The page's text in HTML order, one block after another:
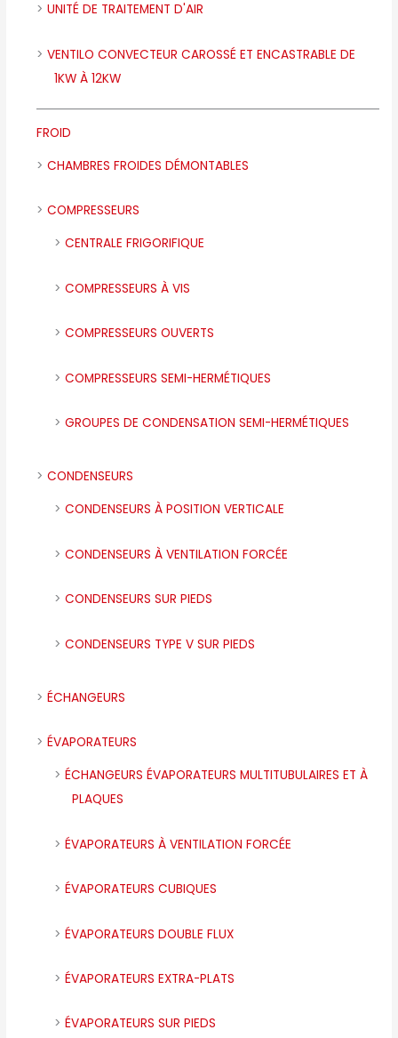
UNITÉ DE TRAITEMENT D'AIR
VENTILO CONVECTEUR CAROSSÉ ET ENCASTRABLE DE
1KW À 12KW
FROID
CHAMBRES FROIDES DÉMONTABLES
COMPRESSEURS
CENTRALE FRIGORIFIQUE
COMPRESSEURS À VIS
COMPRESSEURS OUVERTS
COMPRESSEURS SEMI-HERMÉTIQUES
GROUPES DE CONDENSATION SEMI-HERMÉTIQUES
CONDENSEURS
CONDENSEURS À POSITION VERTICALE
CONDENSEURS À VENTILATION FORCÉE
CONDENSEURS SUR PIEDS
CONDENSEURS TYPE V SUR PIEDS
ÉCHANGEURS
ÉVAPORATEURS
ÉCHANGEURS ÉVAPORATEURS MULTITUBULAIRES ET À
PLAQUES
ÉVAPORATEURS À VENTILATION FORCÉE
ÉVAPORATEURS CUBIQUES
ÉVAPORATEURS DOUBLE FLUX
ÉVAPORATEURS EXTRA-PLATS
ÉVAPORATEURS SUR PIEDS